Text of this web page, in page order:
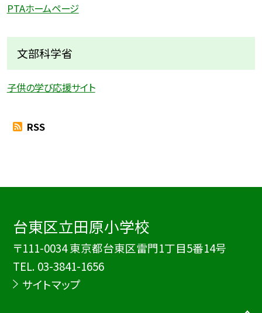
PTAホームページ
文部科学省
子供の学び応援サイト
RSS
台東区立田原小学校
〒111-0034 東京都台東区雷門1丁目5番14号
TEL. 03-3841-1656
サイトマップ